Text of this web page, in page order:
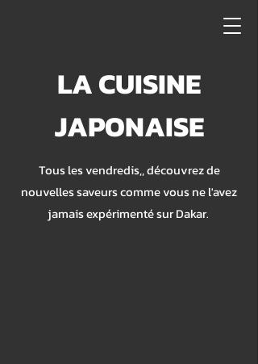
LA CUISINE
JAPONAISE
Tous les vendredis,, découvrez de
nouvelles saveurs comme vous ne l'avez
jamais expérimenté sur Dakar.